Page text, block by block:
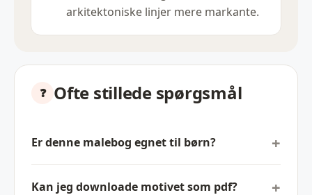
arkitektoniske linjer mere markante.
Ofte stillede spørgsmål
Er denne malebog egnet til børn?
Kan jeg downloade motivet som pdf?